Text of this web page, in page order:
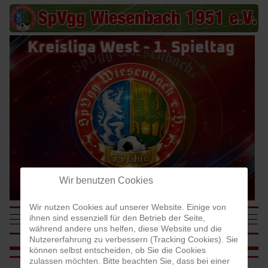
Mobile Menu ToggleSpVgg Wiesenbach
1951 e.V.
Off-
Wir benutzen Cookies
Wir nutzen Cookies auf unserer Website. Einige von
ihnen sind essenziell für den Betrieb der Seite,
während andere uns helfen, diese Website und die
Nutzererfahrung zu verbessern (Tracking Cookies). Sie
können selbst entscheiden, ob Sie die Cookies
zulassen möchten. Bitte beachten Sie, dass bei einer